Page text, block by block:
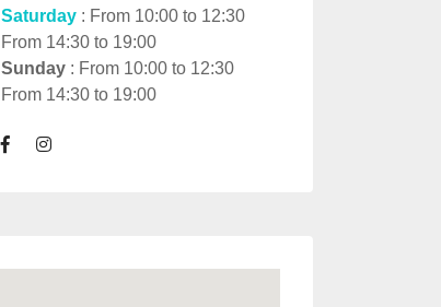
Saturday : From 10:00 to 12:30
From 14:30 to 19:00
Sunday : From 10:00 to 12:30
From 14:30 to 19:00